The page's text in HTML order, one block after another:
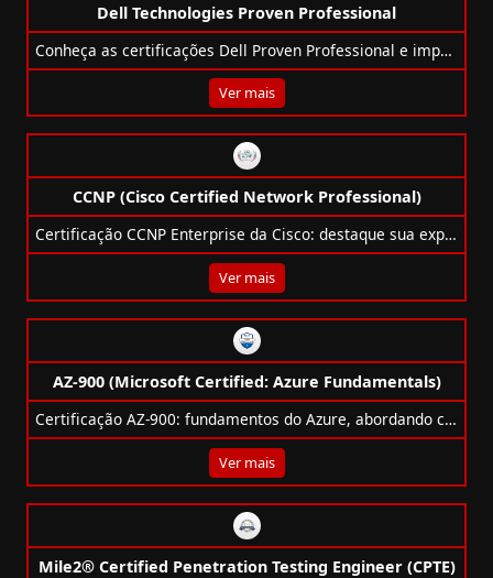
Dell Technologies Proven Professional
Conheça as certificações Dell Proven Professional e impulsione sua carreira em TI, IA, Cloud, Storage e Segurança.
Ver mais
CCNP (Cisco Certified Network Professional)
Certificação CCNP Enterprise da Cisco: destaque sua expertise em redes corporativas, infraestrutura, segurança, automação e muito mais.
Ver mais
AZ-900 (Microsoft Certified: Azure Fundamentals)
Certificação AZ-900: fundamentos do Azure, abordando conceitos de nuvem, arquitetura, governança e principais serviços da plataforma.
Ver mais
Mile2® Certified Penetration Testing Engineer (CPTE)